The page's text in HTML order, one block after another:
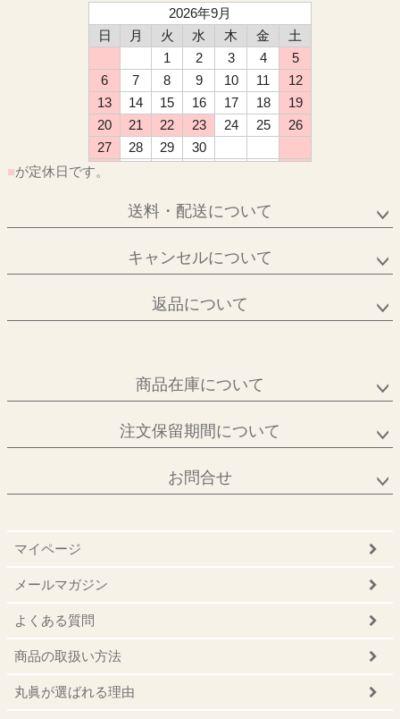
2026年9月
日
月 火 水 木 金
土
1
2 3 4
5
6
7 8 9 10 11
12
13
14 15 16 17 18
19
20
21 22 23 24 25
26
27
28 29
30
■が定休日です。
送料・配送について
キャンセルについて
返品について
商品在庫について
注文保留期間について
お問合せ
マイページ
メールマガジン
よくある質問
商品の取扱い方法
丸眞が選ばれる理由